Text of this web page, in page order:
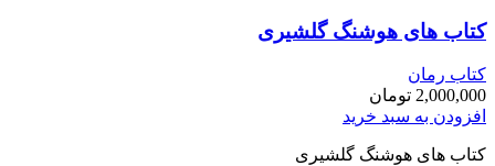
کتاب های هوشنگ گلشیری
کتاب رمان
2,000,000 تومان
افزودن به سبد خرید
کتاب های هوشنگ گلشیری